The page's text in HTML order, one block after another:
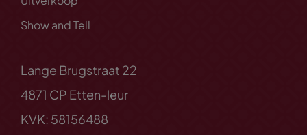
Show and Tell
Lange Brugstraat 22
4871 CP Etten-leur
KVK: 58156488